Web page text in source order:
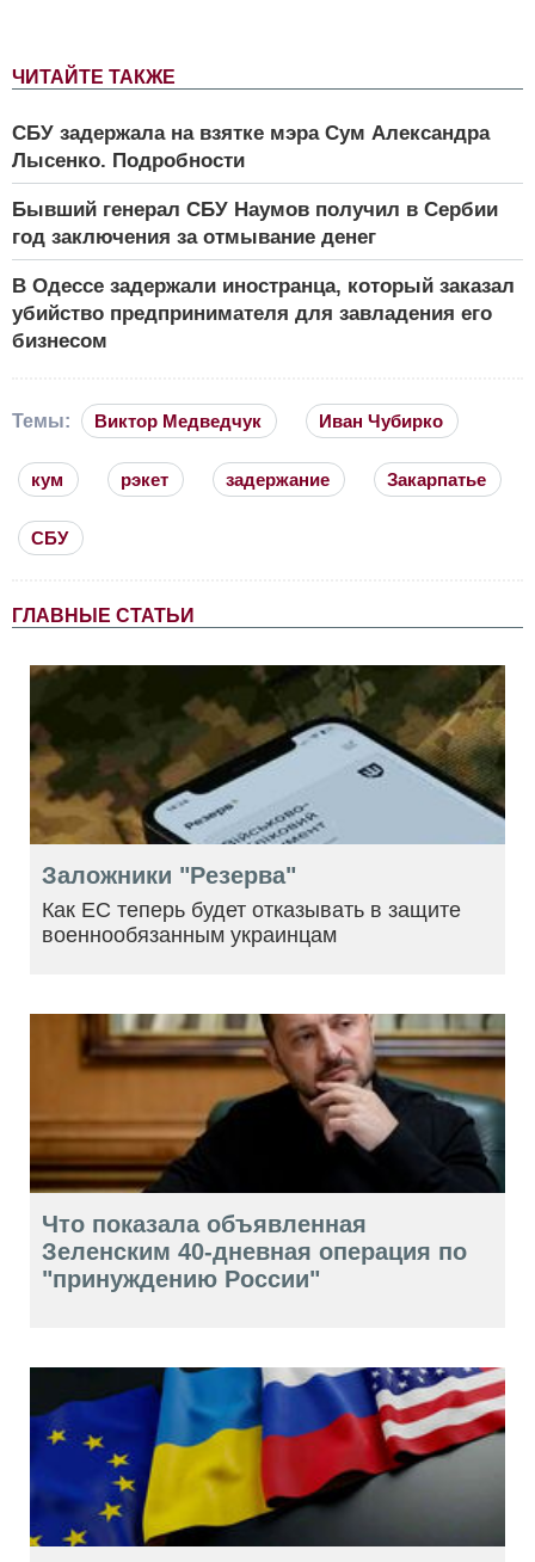
ЧИТАЙТЕ ТАКЖЕ
СБУ задержала на взятке мэра Сум Александра
Лысенко. Подробности
Бывший генерал СБУ Наумов получил в Сербии
год заключения за отмывание денег
В Одессе задержали иностранца, который заказал
убийство предпринимателя для завладения его
бизнесом
Темы: Виктор Медведчук Иван Чубирко
кум рэкет задержание Закарпатье
СБУ
ГЛАВНЫЕ СТАТЬИ
Заложники "Резерва"
Как ЕС теперь будет отказывать в защите
военнообязанным украинцам
Что показала объявленная
Зеленским 40-дневная операция по
"принуждению России"